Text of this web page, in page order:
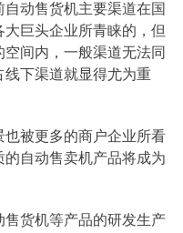
动售货机主要渠道在国
巨头企业所青睐的，但
间内，一般渠道无法同
线下渠道就显得尤为重
也被更多的商户企业所看
自动售卖机产品将成为
货机等产品的研发生产